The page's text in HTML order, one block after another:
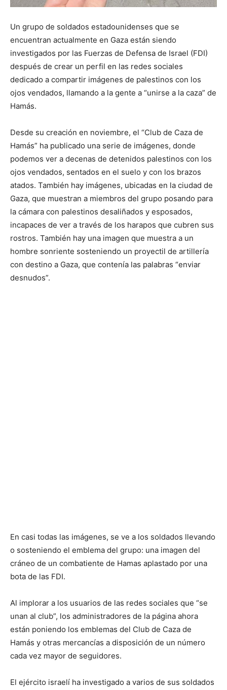
Un grupo de soldados estadounidenses que se
encuentran actualmente en Gaza están siendo
investigados por las Fuerzas de Defensa de Israel (FDI)
después de crear un perfil en las redes sociales
dedicado a compartir imágenes de palestinos con los
ojos vendados, llamando a la gente a “unirse a la caza” de
Hamás.
Desde su creación en noviembre, el “Club de Caza de
Hamás” ha publicado una serie de imágenes, donde
podemos ver a decenas de detenidos palestinos con los
ojos vendados, sentados en el suelo y con los brazos
atados. También hay imágenes, ubicadas en la ciudad de
Gaza, que muestran a miembros del grupo posando para
la cámara con palestinos desaliñados y esposados,
incapaces de ver a través de los harapos que cubren sus
rostros. También hay una imagen que muestra a un
hombre sonriente sosteniendo un proyectil de artillería
con destino a Gaza, que contenía las palabras “enviar
desnudos”.
En casi todas las imágenes, se ve a los soldados llevando
o sosteniendo el emblema del grupo: una imagen del
cráneo de un combatiente de Hamas aplastado por una
bota de las FDI.
Al implorar a los usuarios de las redes sociales que “se
unan al club”, los administradores de la página ahora
están poniendo los emblemas del Club de Caza de
Hamás y otras mercancías a disposición de un número
cada vez mayor de seguidores.
El ejército israelí ha investigado a varios de sus soldados